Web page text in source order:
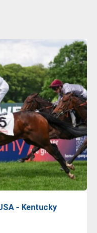
- Kentucky